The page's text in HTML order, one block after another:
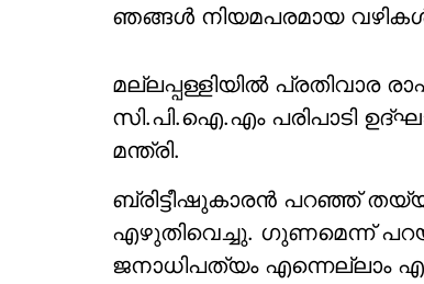
ഞങ്ങള്‍ നിയമപരമായ
മല്ലപ്പള്ളിയില്‍ പ്രതിവാര
സി.പി.ഐ.എം പരിപാടി
മന്ത്രി.
ബ്രിട്ടീഷുകാരന്‍ പറഞ്ഞ്
എഴുതിവെച്ചു. ഗുണമെന്ന്
ജനാധിപത്യം എന്നെല്ലാം